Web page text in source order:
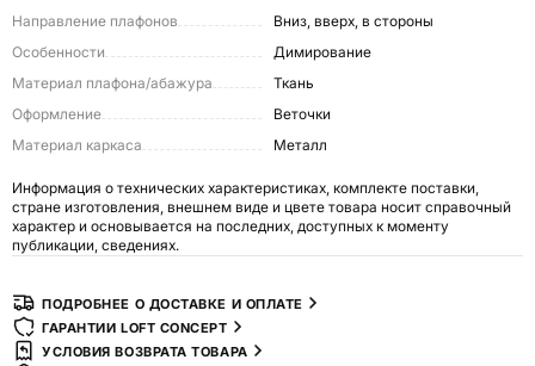
Направление плафонов
Вниз, вверх, в стороны
Особенности
Димирование
Материал плафона/абажура
Ткань
Оформление
Веточки
Материал каркаса
Металл
Информация о технических характеристиках, комплекте поставки,
стране изготовления, внешнем виде и цвете товара носит справочный
характер и основывается на последних, доступных к моменту
публикации, сведениях.
ПОДРОБНЕЕ О ДОСТАВКЕ И ОПЛАТЕ
ГАРАНТИИ LOFT CONCEPT
УСЛОВИЯ ВОЗВРАТА ТОВАРА